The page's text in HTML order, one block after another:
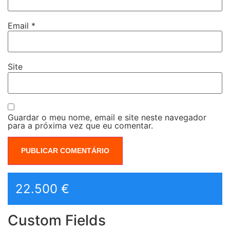
Email *
Site
Guardar o meu nome, email e site neste navegador
para a próxima vez que eu comentar.
22.500 €
Custom Fields